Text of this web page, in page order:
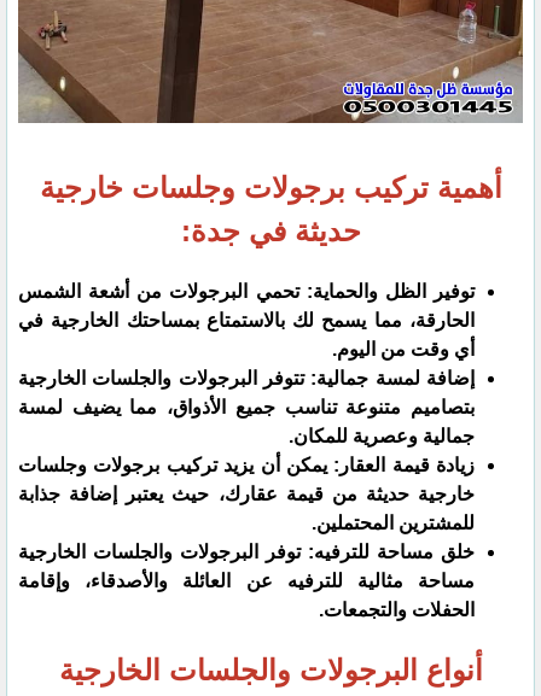
أهمية تركيب برجولات وجلسات خارجية
حديثة في جدة:
توفير الظل والحماية: تحمي البرجولات من أشعة الشمس
الحارقة، مما يسمح لك بالاستمتاع بمساحتك الخارجية في
أي وقت من اليوم.
إضافة لمسة جمالية: تتوفر البرجولات والجلسات الخارجية
بتصاميم متنوعة تناسب جميع الأذواق، مما يضيف لمسة
جمالية وعصرية للمكان.
زيادة قيمة العقار: يمكن أن يزيد تركيب برجولات وجلسات
خارجية حديثة من قيمة عقارك، حيث يعتبر إضافة جذابة
للمشترين المحتملين.
خلق مساحة للترفيه: توفر البرجولات والجلسات الخارجية
مساحة مثالية للترفيه عن العائلة والأصدقاء، وإقامة
الحفلات والتجمعات.
أنواع البرجولات والجلسات الخارجية